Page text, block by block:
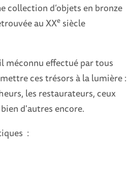
collection d’objets en bronze
au XXesiècle
méconnu effectué par tous
ces trésors à la lumière :
les restaurateurs, ceux
d'autres encore.
: